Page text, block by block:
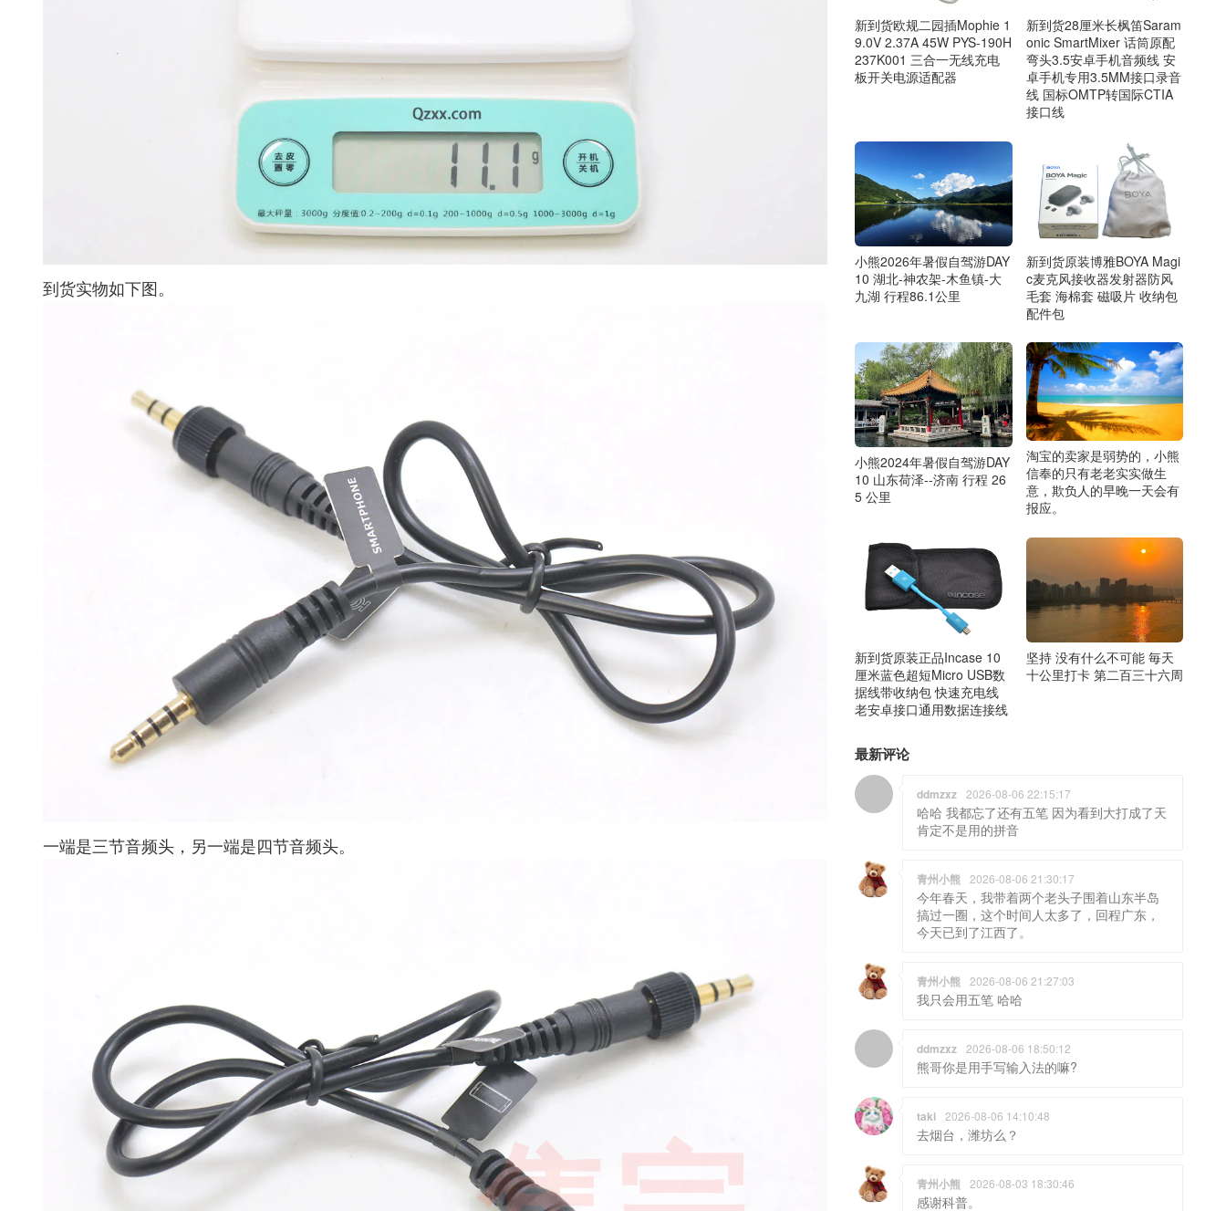
到货实物如下图。
一端是三节音频头，另一端是四节音频头。
新到货欧规二园插Mophie 1
9.0V 2.37A 45W PYS-190H
237K001 三合一无线充电
板开关电源适配器
新到货28厘米长枫笛Saram
onic SmartMixer 话筒原配
弯头3.5安卓手机音频线 安
卓手机专用3.5MM接口录音
线 国标OMTP转国际CTIA
接口线
小熊2026年暑假自驾游DAY
10 湖北-神农架-木鱼镇-大
九湖 行程86.1公里
新到货原装博雅BOYA Magi
c麦克风接收器发射器防风
毛套 海棉套 磁吸片 收纳包
配件包
小熊2024年暑假自驾游DAY
10 山东荷泽--济南 行程 26
5 公里
淘宝的卖家是弱势的，小熊
信奉的只有老老实实做生
意，欺负人的早晚一天会有
报应。
新到货原装正品Incase 10
厘米蓝色超短Micro USB数
据线带收纳包 快速充电线
老安卓接口通用数据连接线
坚持 没有什么不可能 毎天
十公里打卡 第二百三十六周
最新评论
ddmzxz 2026-08-06 22:15:17
哈哈 我都忘了还有五笔 因为看到大打成了天
肯定不是用的拼音
青州小熊 2026-08-06 21:30:17
今年春天，我带着两个老头子围着山东半岛
搞过一圈，这个时间人太多了，回程广东，
今天已到了江西了。
青州小熊 2026-08-06 21:27:03
我只会用五笔 哈哈
ddmzxz 2026-08-06 18:50:12
熊哥你是用手写输入法的嘛?
taki 2026-08-06 14:10:48
去烟台，潍坊么？
青州小熊 2026-08-03 18:30:46
感谢科普。